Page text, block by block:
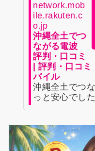
network.mob
ile.rakuten.c
o.jp
沖縄全土でつ
ながる電波
評判・口コミ
| 評判・口コ
バイル
沖縄全土でつ
っと安心でした